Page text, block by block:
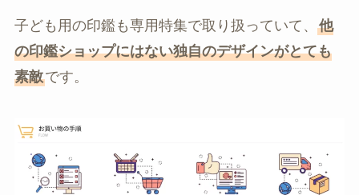
子ども用の印鑑も専用特集で取り扱っていて、 他
の印鑑ショップにはない独自のデザインがとても
素敵です。